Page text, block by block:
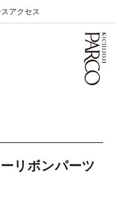
アクセス
リボンパーツ